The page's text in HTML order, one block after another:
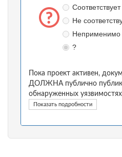
Соответствует
Не
Неприменимо
?
Пока проект активен,
ДОЛЖНА публично
обнаруженных
Показать подробности